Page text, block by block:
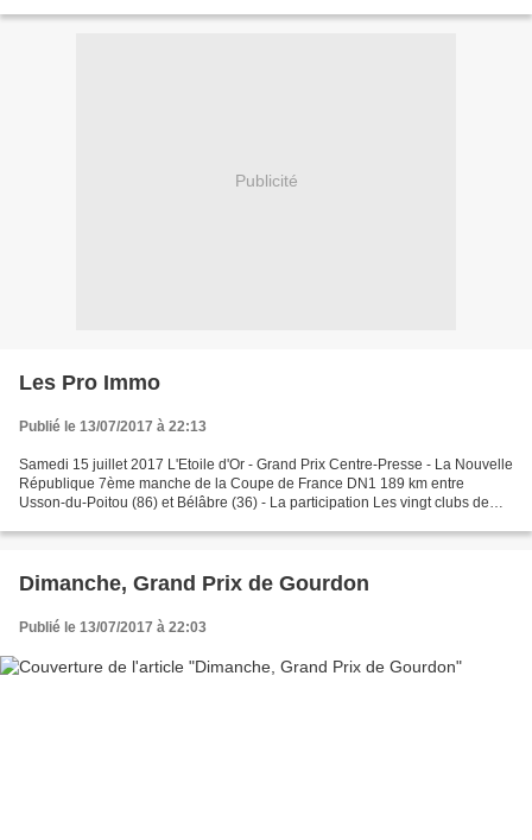
Publicité
Les Pro Immo
Publié le 13/07/2017 à 22:13
Samedi 15 juillet 2017 L'Etoile d'Or - Grand Prix Centre-Presse - La Nouvelle
République 7ème manche de la Coupe de France DN1 189 km entre
Usson-du-Poitou (86) et Bélâbre (36) - La participation Les vingt clubs de
Dimanche, Grand Prix de Gourdon
Publié le 13/07/2017 à 22:03